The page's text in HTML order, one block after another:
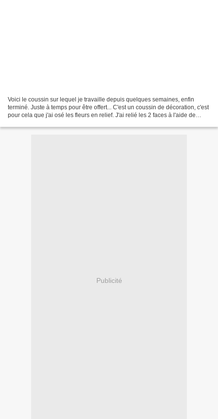
Voici le coussin sur lequel je travaille depuis quelques semaines, enfin
terminé. Juste à temps pour être offert... C'est un coussin de décoration, c'est
pour cela que j'ai osé les fleurs en relief. J'ai relié les 2 faces à l'aide de
Publicité